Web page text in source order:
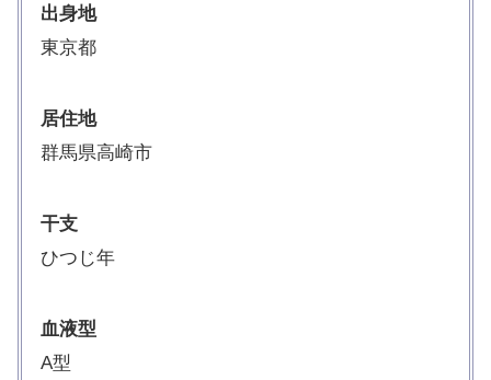
出身地
東京都
居住地
群馬県高崎市
干支
ひつじ年
血液型
A型